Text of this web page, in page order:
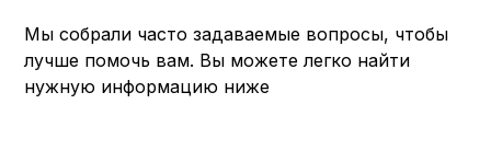
Мы собрали часто задаваемые вопросы, чтобы
лучше помочь вам. Вы можете легко найти
нужную информацию ниже